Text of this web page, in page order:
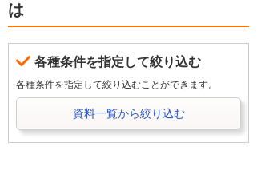
は
各種条件を指定して絞り込む
各種条件を指定して絞り込むことができます。
資料一覧から絞り込む